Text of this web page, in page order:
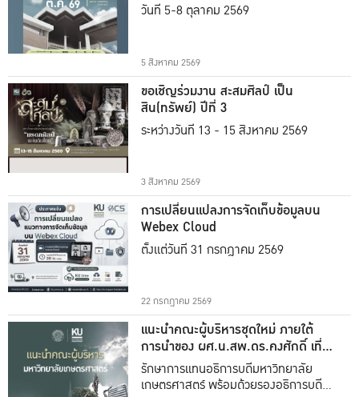
วันที่ 5-8 ตุลาคม 2569
5 สิงหาคม 2569
ขอเชิญร่วมงาน สะสมศิลป์ เป็น
สิน(ทรัพย์) ปีที่ 3
ระหว่างวันที่ 13 - 15 สิงหาคม 2569
3 สิงหาคม 2569
การเปลี่ยนแปลงการจัดเก็บข้อมูลบน
Webex Cloud
ตั้งแต่วันที่ 31 กรกฎาคม 2569
22 กรกฎาคม 2569
แนะนำคณะผู้บริหารชุดใหม่ ภายใต้
การนำของ ผศ.น.สพ.ดร.คงศักดิ์ เที่ยง
ธรรม
รักษาการแทนอธิการบดีมหาวิทยาลัย
เกษตรศาสตร์ พร้อมด้วยรองอธิการบดีทั้ง